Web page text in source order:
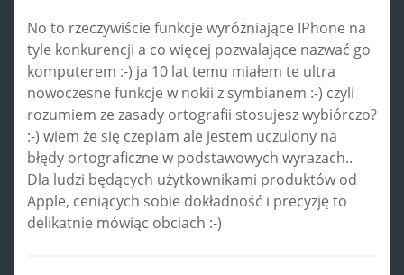
No to rzeczywiście funkcje wyróżniające IPhone na
tyle konkurencji a co więcej pozwalające nazwać go
komputerem :-) ja 10 lat temu miałem te ultra
nowoczesne funkcje w nokii z symbianem :-) czyli
rozumiem ze zasady ortografii stosujesz wybiórczo?
:-) wiem że się czepiam ale jestem uczulony na
błędy ortograficzne w podstawowych wyrazach..
Dla ludzi będących użytkownikami produktów od
Apple, ceniących sobie dokładność i precyzję to
delikatnie mówiąc obciach :-)